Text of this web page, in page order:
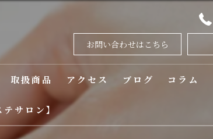
お問い合わせはこちら
取扱商品 アクセス ブログ コラム
サロン】